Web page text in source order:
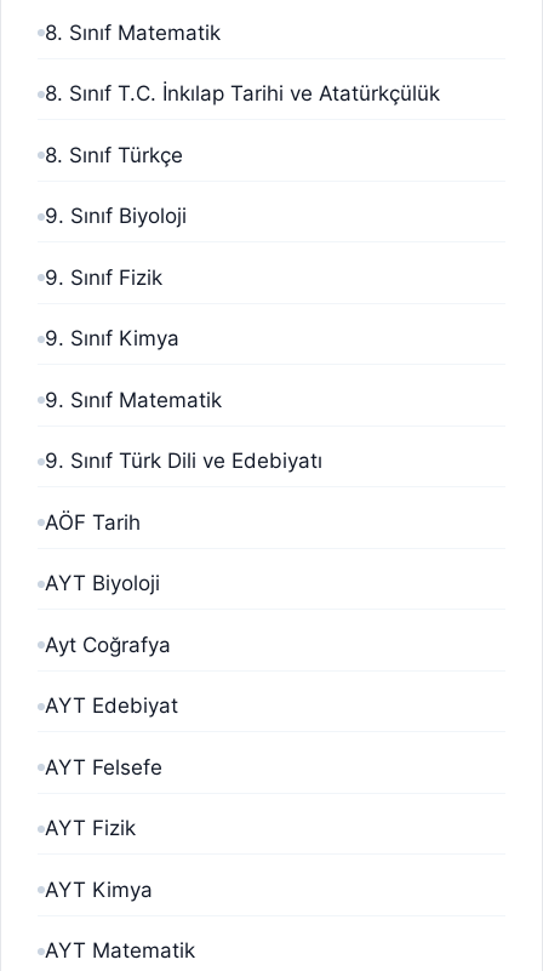
8. Sınıf Matematik
8. Sınıf T.C. İnkılap Tarihi ve Atatürkçülük
8. Sınıf Türkçe
9. Sınıf Biyoloji
9. Sınıf Fizik
9. Sınıf Kimya
9. Sınıf Matematik
9. Sınıf Türk Dili ve Edebiyatı
AÖF Tarih
AYT Biyoloji
Ayt Coğrafya
AYT Edebiyat
AYT Felsefe
AYT Fizik
AYT Kimya
AYT Matematik